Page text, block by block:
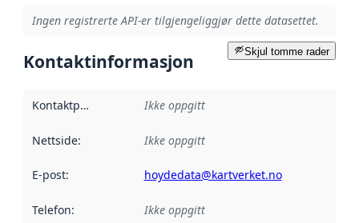
Ingen registrerte API-er tilgjengeliggjør dette datasettet.
Skjul tomme rader
Kontaktinformasjon
Kontaktpunkt Ikke oppgitt
Nettside: Ikke oppgitt
E-post: hoydedata@kartverket.no
Telefon: Ikke oppgitt